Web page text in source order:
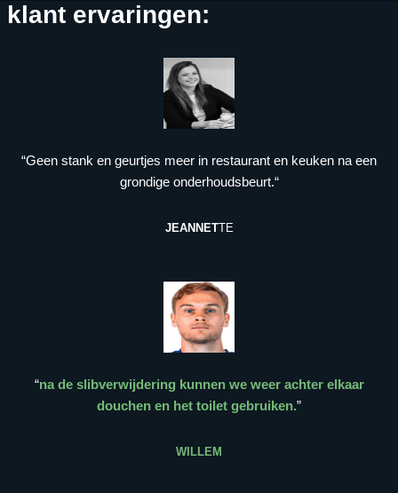
klant ervaringen:
“Geen stank en geurtjes meer in restaurant en keuken na een
grondige onderhoudsbeurt.“
JEANNETTE
“na de slibverwijdering kunnen we weer achter elkaar
douchen en het toilet gebruiken.”
WILLEM